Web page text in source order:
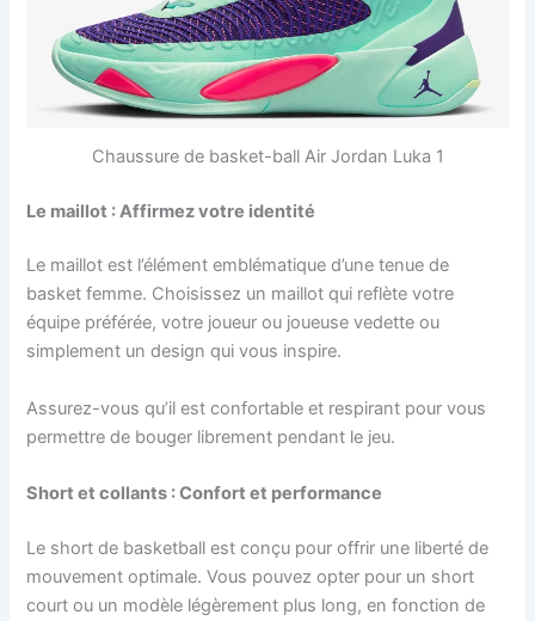
Chaussure de basket-ball Air Jordan Luka 1
Le maillot : Affirmez votre identité
Le maillot est l’élément emblématique d’une tenue de
basket femme. Choisissez un maillot qui reflète votre
équipe préférée, votre joueur ou joueuse vedette ou
simplement un design qui vous inspire.
Assurez-vous qu’il est confortable et respirant pour vous
permettre de bouger librement pendant le jeu.
Short et collants : Confort et performance
Le short de basketball est conçu pour offrir une liberté de
mouvement optimale. Vous pouvez opter pour un short
court ou un modèle légèrement plus long, en fonction de